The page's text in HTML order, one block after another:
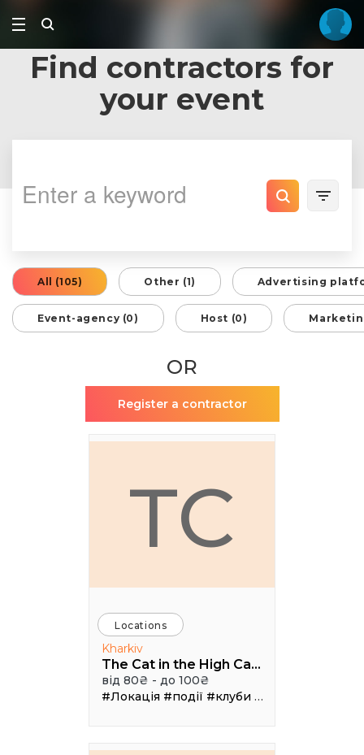
Find contractors for
your event
All (105) Other (1) Advertising
Event-agency (0) Host (0)
OR
Register a contractor
TC
Locations
Kharkiv
The Cat in the High Castle
від 80₴ - до 100₴
#Локація #події #клуби #Зал